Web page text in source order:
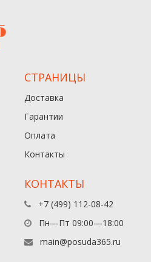
СТРАНИЦЫ
Доставка
Гарантии
Оплата
Контакты
КОНТАКТЫ
+7 (499) 112-08-42
Пн—Пт 09:00—18:00
main@posuda365.ru